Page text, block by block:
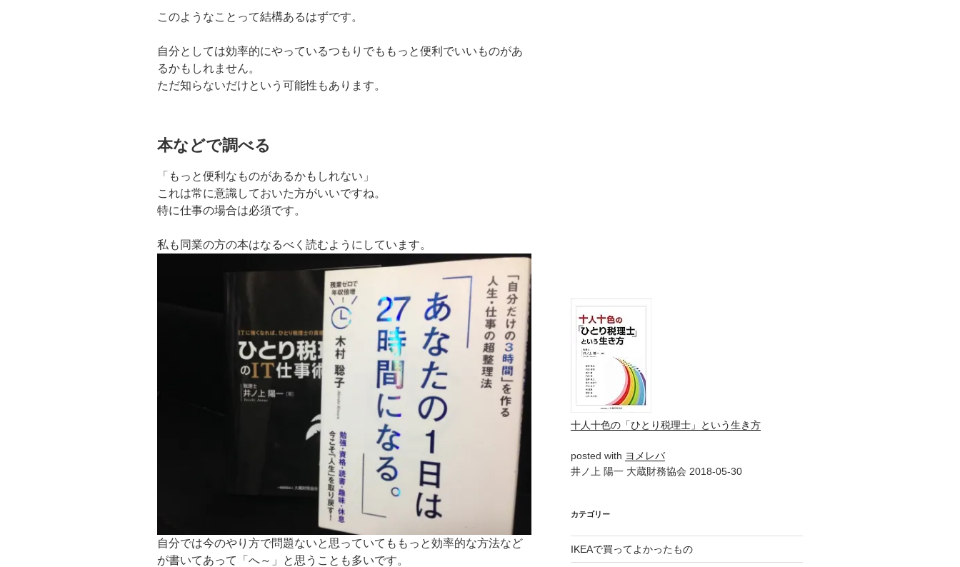
このようなことって結構あるはずです。
自分としては効率的にやっているつもりでももっと便利でいいものがあ
るかもしれません。
ただ知らないだけという可能性もあります。
本などで調べる
「もっと便利なものがあるかもしれない」
これは常に意識しておいた方がいいですね。
特に仕事の場合は必須です。
私も同業の方の本はなるべく読むようにしています。
自分では今のやり方で問題ないと思っていてももっと効率的な方法など
が書いてあって「へ～」と思うことも多いです。
十人十色の「ひとり税理士」という生き方
posted with ヨメレバ
井ノ上 陽一 大蔵財務協会 2018-05-30
カテゴリー
IKEAで買ってよかったもの